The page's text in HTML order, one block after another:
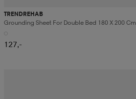
TRENDREHAB
Grounding Sheet For Double Bed 180 X 200 Cm
127,-